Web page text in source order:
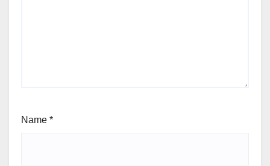
Name *